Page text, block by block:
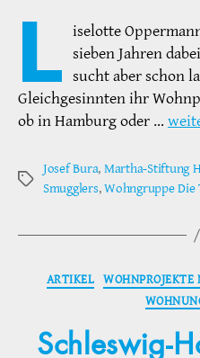
L iselotte
sieben Jahren
sucht aber schon
Gleichgesinnten ihr
ob in Hamburg oder …
Schlagwörter
Josef Bura, Martha-Stiftung
Smugglers,Wohngruppe Die
ARTIKEL
Schleswig-